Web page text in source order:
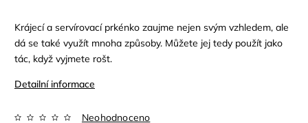
Krájecí a servírovací prkénko zaujme nejen svým vzhledem, ale
dá se také využít mnoha způsoby. Můžete jej tedy použít jako
tác, když vyjmete rošt.
Detailní informace
Neohodnoceno